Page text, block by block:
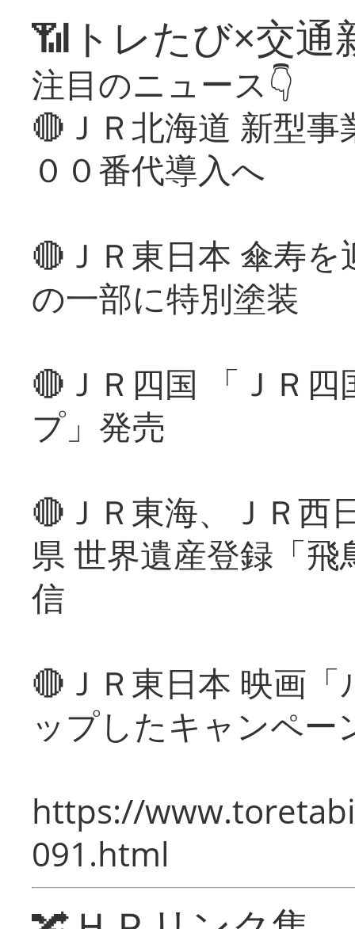
📶トレたび×交通
注目のニュース👇
🔴ＪＲ北海道 新型
００番代導入へ
🔴ＪＲ東日本 傘寿
の一部に特別塗装
🔴ＪＲ四国 「ＪＲ
プ」発売
🔴ＪＲ東海、ＪＲ西
県 世界遺産登録「
信
🔴ＪＲ東日本 映画
ップしたキャンペー
https://
091.html